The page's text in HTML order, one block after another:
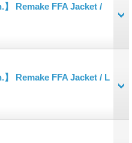
】 Remake FFA Jacket /
】 Remake FFA Jacket / L